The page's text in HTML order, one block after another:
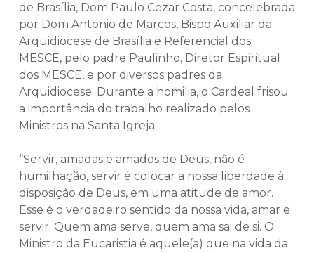
de Brasília, Dom Paulo Cezar Costa, concelebrada
por Dom Antonio de Marcos, Bispo Auxiliar da
Arquidiocese de Brasília e Referencial dos
MESCE, pelo padre Paulinho, Diretor Espiritual
dos MESCE, e por diversos padres da
Arquidiocese. Durante a homilia, o Cardeal frisou
a importância do trabalho realizado pelos
Ministros na Santa Igreja.
“Servir, amadas e amados de Deus, não é
humilhação, servir é colocar a nossa liberdade à
disposição de Deus, em uma atitude de amor.
Esse é o verdadeiro sentido da nossa vida, amar e
servir. Quem ama serve, quem ama sai de si. O
Ministro da Eucaristia é aquele(a) que na vida da